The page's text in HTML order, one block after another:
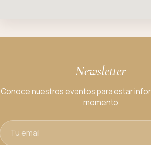
Newsletter
Conoce nuestros eventos para estar
momento